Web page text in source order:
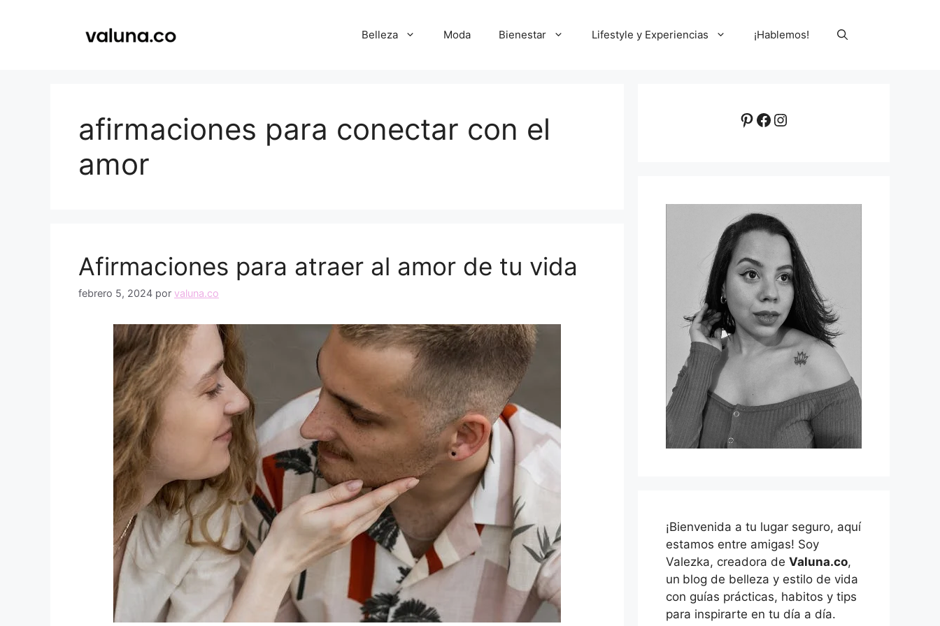
Belleza Moda Bienestar Lifestyle y Experiencias ¡Hablemos!
afirmaciones para conectar con el
amor
Afirmaciones para atraer al amor de tu vida
febrero 5, 2024 por valuna.co
Pinterest
Facebook
Instagram
¡Bienvenida a tu lugar seguro, aquí
estamos entre amigas! Soy
Valezka, creadora de Valuna.co,
un blog de belleza y estilo de vida
con guías prácticas, habitos y tips
para inspirarte en tu día a día.